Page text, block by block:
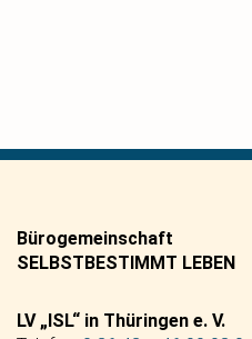
Bürogemeinschaft
SELBSTBESTIMMT LEBEN
LV „ISL“ in Thüringen e. V.